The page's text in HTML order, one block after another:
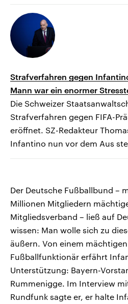
Strafverfahren gegen
Mann war ein enormer
Die Schweizer
Strafverfahren gegen FIFA-
eröffnet. SZ-Redakteur
Infantino nun vor dem Aus
Der Deutsche Fußballbund –
Millionen Mitgliedern
Mitgliedsverband – ließ auf
wissen: Man wolle sich zu
äußern. Von einem
Fußballfunktionär erfährt
Unterstützung: Bayern-
Rummenigge. Im Interview
Rundfunk sagte er, er halte